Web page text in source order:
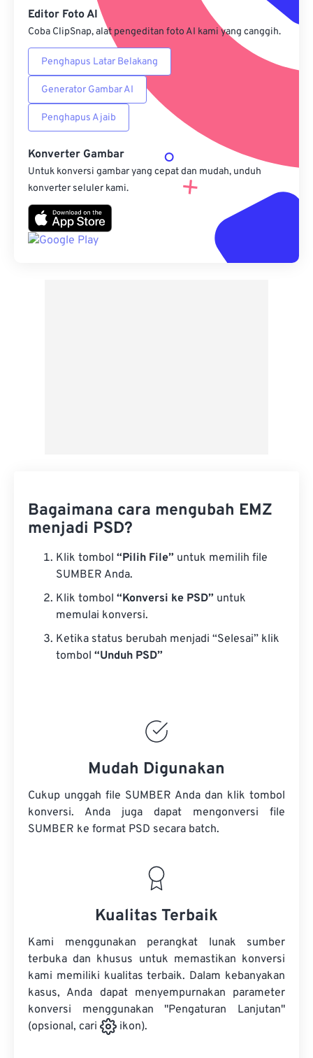
Editor Foto AI
Coba ClipSnap, alat pengeditan foto AI kami yang canggih.
Penghapus Latar Belakang
Generator Gambar AI
Penghapus Ajaib
Konverter Gambar
Untuk konversi gambar yang cepat dan mudah, unduh
konverter seluler kami.
Bagaimana cara mengubah EMZ
menjadi PSD?
Klik tombol “Pilih File” untuk memilih file
SUMBER Anda.
Klik tombol “Konversi ke PSD” untuk
memulai konversi.
Ketika status berubah menjadi “Selesai” klik
tombol “Unduh PSD”
Mudah Digunakan
Cukup unggah file SUMBER Anda dan klik tombol
konversi. Anda juga dapat mengonversi file
SUMBER ke format PSD secara batch.
Kualitas Terbaik
Kami menggunakan perangkat lunak sumber
terbuka dan khusus untuk memastikan konversi
kami memiliki kualitas terbaik. Dalam kebanyakan
kasus, Anda dapat menyempurnakan parameter
konversi menggunakan "Pengaturan Lanjutan"
(opsional, cari
ikon).